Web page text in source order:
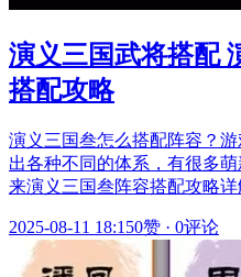
演义三国武将搭配
搭配攻略
演义三国叁怎么搭配阵容？
出各种不同的体系，有很多
来演义三国叁阵容搭配攻略
2025-08-11 18:150赞 · 0评论